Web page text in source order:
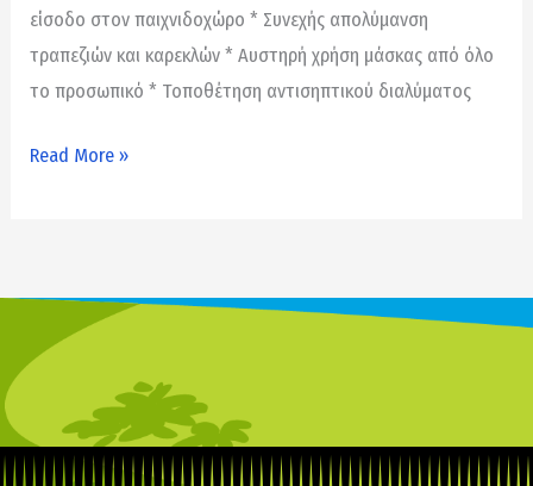
είσοδο στον παιχνιδοχώρο * Συνεχής απολύμανση
τραπεζιών και καρεκλών * Αυστηρή χρήση μάσκας από όλο
το προσωπικό * Τοποθέτηση αντισηπτικού διαλύματος
Read More »